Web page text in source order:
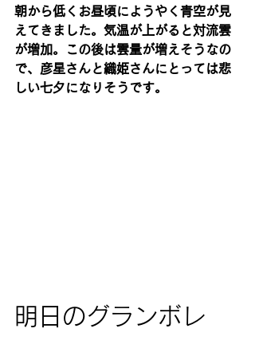
朝から低くお昼頃にようやく青空が見
えてきました。気温が上がると対流雲
が増加。この後は雲量が増えそうなの
で、彦星さんと織姫さんにとっては悲
しい七夕になりそうです。
明日のグランボレ